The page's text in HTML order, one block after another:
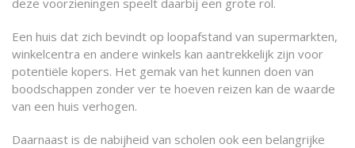
deze voorzieningen speelt daarbij een grote rol.
Een huis dat zich bevindt op loopafstand van supermarkten,
winkelcentra en andere winkels kan aantrekkelijk zijn voor
potentiële kopers. Het gemak van het kunnen doen van
boodschappen zonder ver te hoeven reizen kan de waarde
van een huis verhogen.
Daarnaast is de nabijheid van scholen ook een belangrijke